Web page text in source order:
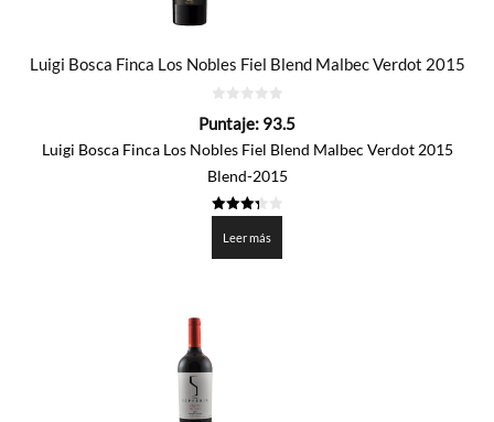
Luigi Bosca Finca Los Nobles Fiel Blend Malbec Verdot 2015
de
Puntaje: 93.5
Luigi Bosca Finca Los Nobles Fiel Blend Malbec Verdot 2015
Blend-2015
de 5
Leer más